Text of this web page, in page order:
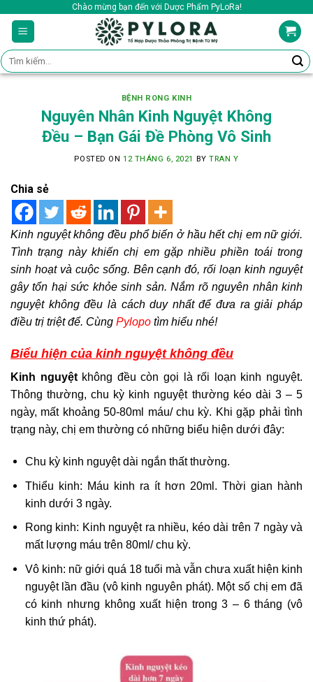
content
Chào mừng bạn đến với Dược Phẩm PyLoRa!
Tìm
kiếm:
BỆNH RONG KINH
Nguyên Nhân Kinh Nguyệt Không
Đều – Bạn Gái Đề Phòng Vô Sinh
POSTED ON 12 THÁNG 6, 2021 BYTRAN Y
Chia sẻ
Kinh nguyệt không đều phổ biến ở hầu hết chị em nữ giới.
Tình trạng này khiến chị em gặp nhiều phiền toái trong
sinh hoạt và cuộc sống. Bên cạnh đó, rối loạn kinh nguyệt
gây tổn hại sức khỏe sinh sản. Nắm rõ nguyên nhân kinh
nguyệt không đều là cách duy nhất để đưa ra giải pháp
điều trị triệt để. Cùng Pylopo tìm hiểu nhé!
Biểu hiện của kinh nguyệt không đều
Kinh nguyệtkhông đều còn gọi là rối loạn kinh nguyệt.
Thông thường, chu kỳ kinh nguyệt thường kéo dài 3 – 5
ngày, mất khoảng 50-80ml máu/ chu kỳ. Khi gặp phải tình
trạng này, chị em thường có những biểu hiện dưới đây:
Chu kỳ kinh nguyệt dài ngắn thất thường.
Thiểu kinh: Máu kinh ra ít hơn 20ml. Thời gian hành
kinh dưới 3 ngày.
Rong kinh: Kinh nguyệt ra nhiều, kéo dài trên 7 ngày và
mất lượng máu trên 80ml/ chu kỳ.
Vô kinh: nữ giới quá 18 tuổi mà vẫn chưa xuất hiện kinh
nguyệt lần đầu (vô kinh nguyên phát). Một số chị em đã
có kinh nhưng không xuất hiện trong 3 – 6 tháng (vô
kinh thứ phát).